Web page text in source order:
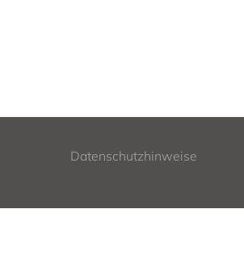
Datenschutzhinweise